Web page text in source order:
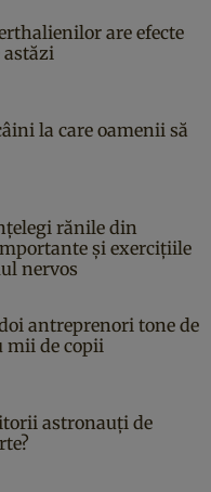
are efecte
la care oamenii să
rănile din
și exercițiile
nervos
antreprenori tone de
mii de copii
astronauți de